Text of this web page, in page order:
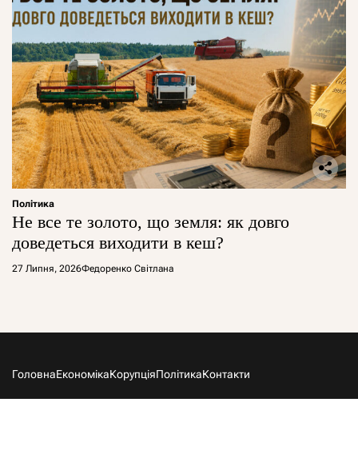
Політика
Не все те золото, що земля: як довго
доведеться виходити в кеш?
27 Липня, 2026Федоренко Світлана
ГоловнаЕкономікаКорупціяПолітикаКонтакти